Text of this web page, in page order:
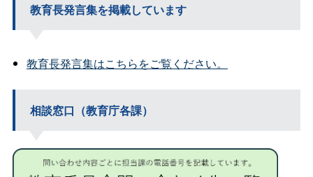
教育長発言集を掲載しています
教育長発言集はこちらをご覧ください。
相談窓口（教育庁各課）